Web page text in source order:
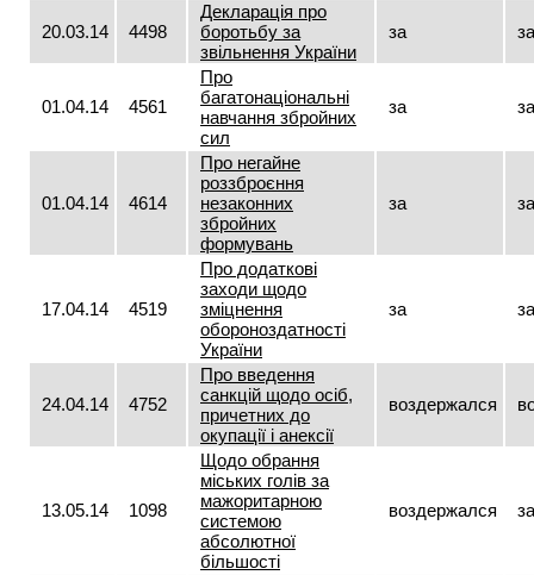
20.03.14 4498
Декларація про
боротьбу за
звільнення України
за за
01.04.14 4561
Про
багатонаціональні
навчання збройних
сил
за за
01.04.14 4614
Про негайне
роззброєння
незаконних
збройних
формувань
за за
17.04.14 4519
Про додаткові
заходи щодо
зміцнення
обороноздатності
України
за за
24.04.14 4752
Про введення
санкцій щодо осіб,
причетних до
окупації і анексії
воздержался
13.05.14 1098
Щодо обрання
міських голів за
мажоритарною
системою
абсолютної
більшості
воздержался за